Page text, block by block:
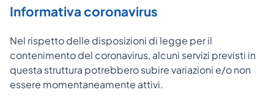
Informativa coronavirus
Nel rispetto delle disposizioni di legge per il
contenimento del coronavirus, alcuni servizi previsti in
questa struttura potrebbero subire variazioni e/o non
essere momentaneamente attivi.